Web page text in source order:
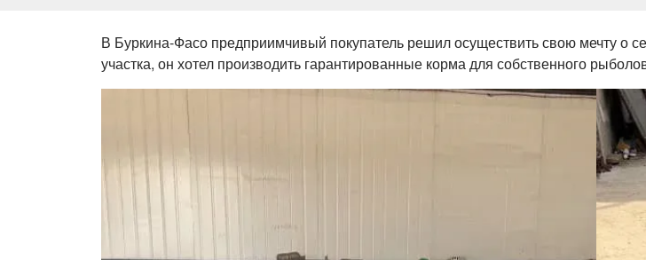
В Буркина-Фасо предприимчивый покупатель решил осуществить свою мечту о
участка, он хотел производить гарантированные корма для собственного